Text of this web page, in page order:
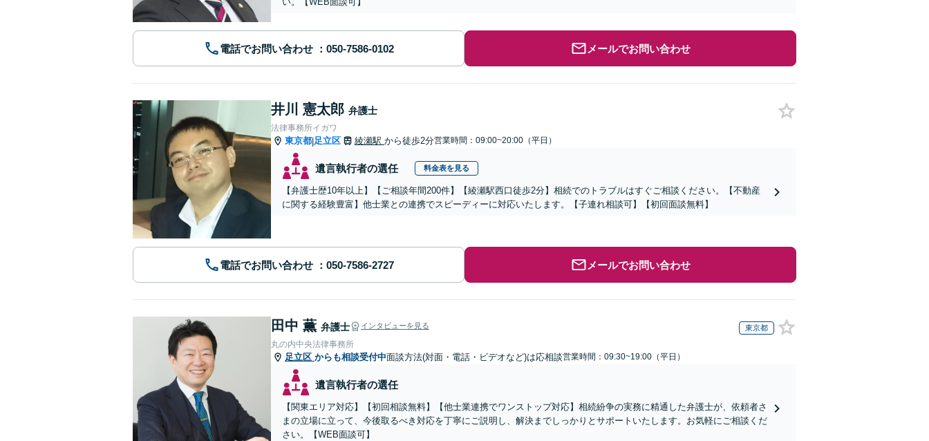
電話でお問い合わせ メールでお問い合わせ
井川 憲太郎 弁護士
法律事務所イガワ
東京都|足立区 綾瀬駅 から徒歩2分営業時間：09:00~20:00（平日）
遺言執行者の選任 料金表を見る
【弁護士歴10年以上】【ご相談年間200件】【綾瀬駅西口徒歩2分】相続でのトラブルはすぐご相談ください。【不動産
に関する経験豊富】他士業との連携でスピーディーに対応いたします。【子連れ相談可】【初回面談無料】
電話でお問い合わせ メールでお問い合わせ
田中 薫 弁護士 インタビューを見る 東京都
丸の内中央法律事務所
足立区 からも相談受付中面談方法(対面・電話・ビデオなど)は応相談営業時間：09:30~19:00（平日）
遺言執行者の選任
【関東エリア対応】【初回相談無料】【他士業連携でワンストップ対応】相続紛争の実務に精通した弁護士が、依頼者さ
まの立場に立って、今後取るべき対応を丁寧にご説明し、解決までしっかりとサポートいたします。お気軽にご相談くだ
さい。【WEB面談可】